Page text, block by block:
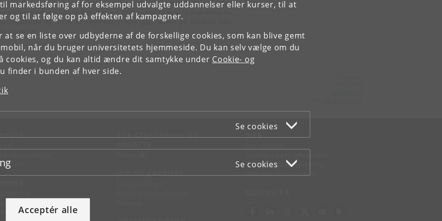
markedsføring af for eksempel udvalgte uddannelser eller kurser, til at
og til at følge op på effekten af kampagner.
at se en liste over udbyderne af de forskellige cookies, som kan blive gemt
når du bruger universitetets hjemmeside. Du kan selv vælge om du
cookies, og du kan altid ændre dit samtykke under Cookie- og
finder i bunden af hver side.
Se cookies
Se cookies
Acceptér alle
alene en videre kulturhorisont, men lærte også om mejeridriftens fordele
andelsbevægelsens sociale betydning. I 1897 havde 65 % af formændene for
og 90 % af mejeribestyrerne gået enten på højskole eller
KU
FOR STUDERENDE OG
JOB OG KARRIERE
WEB
Tilgængelighedserklæring
Informationssikkerhed